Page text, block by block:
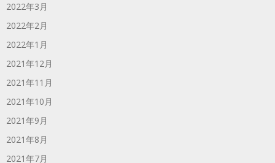
2022年3月
2022年2月
2022年1月
2021年12月
2021年11月
2021年10月
2021年9月
2021年8月
2021年7月